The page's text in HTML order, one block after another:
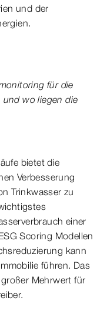
und der
für die
und wo liegen die
bietet die
Verbesserung
Trinkwasser zu
einer
Scoring Modellen
kann
führen. Das
Mehrwert für